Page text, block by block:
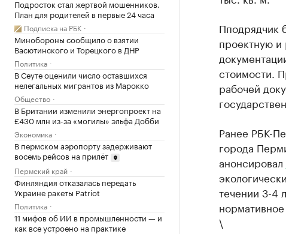
Подросток стал жертвой мошенников.
План для родителей в первые 24 часа
Подписка на РБК
Минобороны сообщило о взятии
Васютинского и Торецкого в ДНР
Политика
В Сеуте оценили число оставшихся
нелегальных мигрантов из Марокко
Общество
В Британии изменили энергопроект на
£430 млн из-за «могилы» эльфа Добби
Экономика
В пермском аэропорту задерживают
восемь рейсов на прилёт
Пермский край
Финляндия отказалась передать
Украине ракеты Patriot
Политика
11 мифов об ИИ в промышленности — и
как все устроено на практике
Пподрядчик
проектную и
стоимости.
рабочей
Ранее РБК-
города
анонсировал
течении 3-4
нормативное
\